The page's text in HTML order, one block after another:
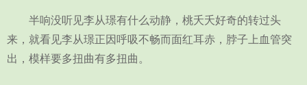
半响没听见李从璟有什么动静，桃夭夭好奇的转过头
来，就看见李从璟正因呼吸不畅而面红耳赤，脖子上血管突
出，模样要多扭曲有多扭曲。